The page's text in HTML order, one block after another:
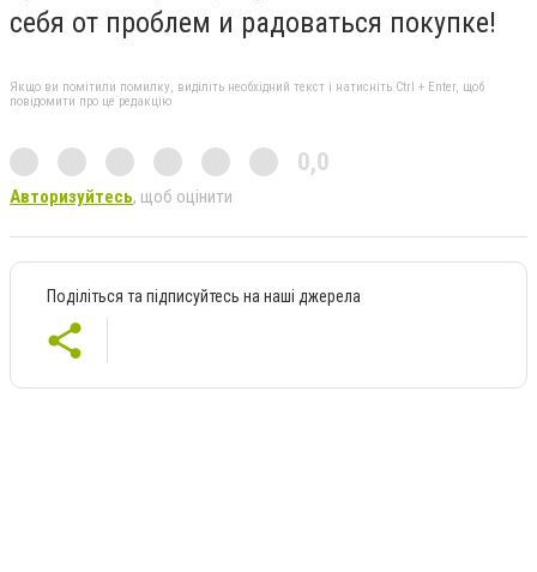
себя от проблем и радоваться покупке!
Якщо ви помітили помилку, виділіть необхідний текст і натисніть Ctrl + Enter, щоб
повідомити про це редакцію
0,0
Авторизуйтесь, щоб оцінити
Поділіться та підписуйтесь на наші джерела